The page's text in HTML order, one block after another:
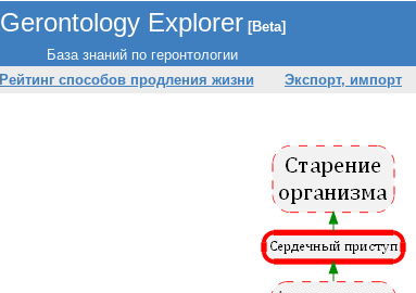
Gerontology Explorer [Beta]
База знаний по геронтологии
Рейтинг способов продления жизни Экспорт, импорт